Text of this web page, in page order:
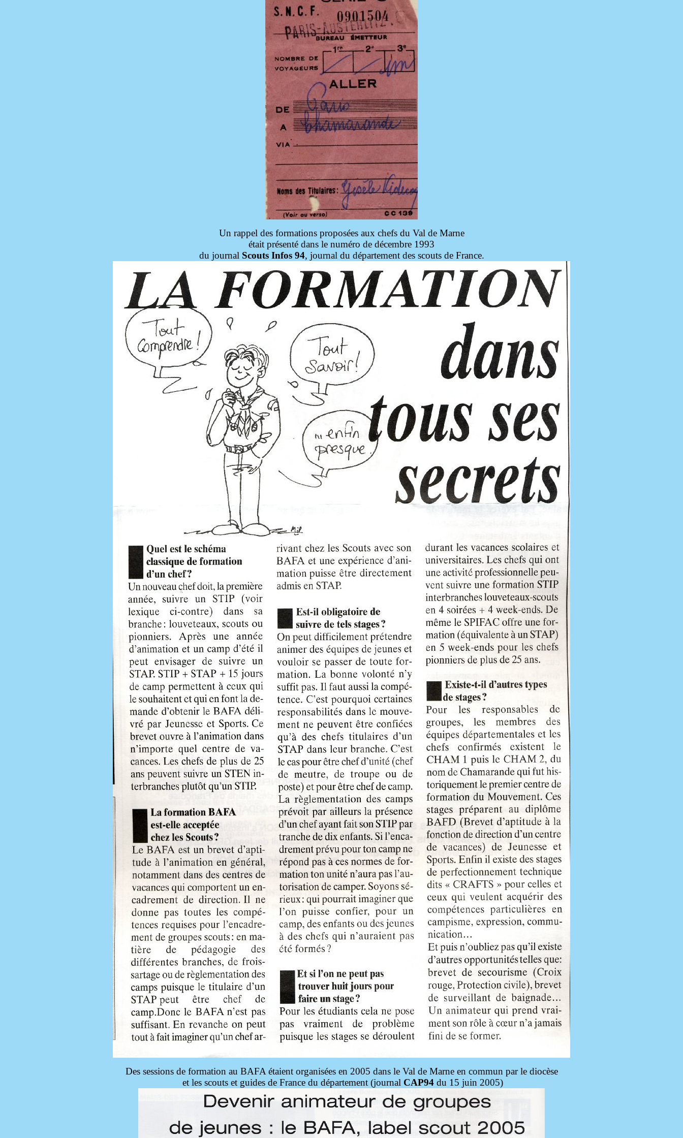
Un rappel des formations proposées aux chefs du Val de Marne
était présenté dans le numéro de décembre 1993
du journal Scouts Infos 94, journal du département des scouts de France.
Des sessions de formation au BAFA étaient organisées en 2005 dans le Val de Marne en commun par le diocèse
et les scouts et guides de France du département (journal CAP94 du 15 juin 2005)